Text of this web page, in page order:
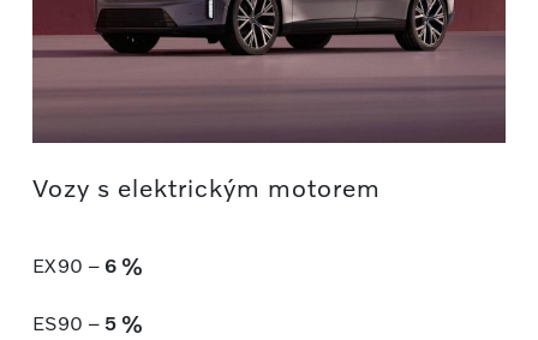
Vozy s elektrickým motorem
EX90 – 6 %
ES90 – 5 %